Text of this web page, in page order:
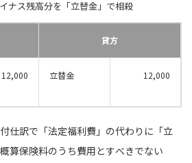
ナス残高分を「立替金」で相殺
貸方
12,000 立替金 12,000
仕訳で「法定福利費」の代わりに「立
算保険料のうち費用とすべきでない